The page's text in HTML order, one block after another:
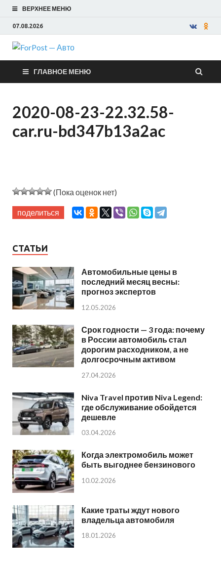
ВЕРХНЕЕ МЕНЮ
07.08.2026
ForPost —
Авто
ГЛАВНОЕ МЕНЮ
2020-08-23-22.32.58-
car.ru-bd347b13a2ac
(Пока оценок нет)
поделиться
СТАТЬИ
Автомобильные цены в
последний месяц весны:
прогноз экспертов
12.05.2026
Срок годности — 3 года: почему
в России автомобиль стал
дорогим расходником, а не
долгосрочным активом
27.04.2026
Niva Travel против Niva Legend:
где обслуживание обойдется
дешевле
03.04.2026
Когда электромобиль может
быть выгоднее бензинового
10.02.2026
Какие траты ждут нового
владельца автомобиля
18.01.2026